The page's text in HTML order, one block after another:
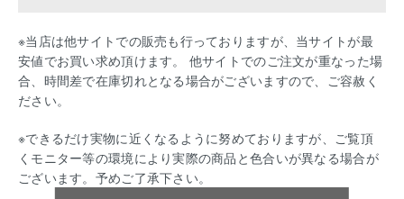
※当店は他サイトでの販売も行っておりますが、当サイトが最
安値でお買い求め頂けます。 他サイトでのご注文が重なった場
合、時間差で在庫切れとなる場合がございますので、ご容赦く
ださい。
※できるだけ実物に近くなるように努めておりますが、ご覧頂
くモニター等の環境により実際の商品と色合いが異なる場合が
ございます。予めご了承下さい。